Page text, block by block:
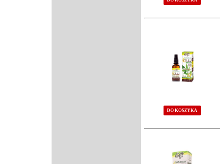
DO KOSZYKA